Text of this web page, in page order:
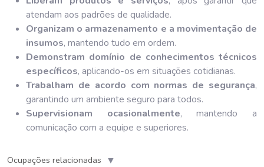
atendam aos padrões de qualidade.
Organizam o armazenamento e a movimentação de
insumos, mantendo tudo em ordem.
Demonstram domínio de conhecimentos técnicos
específicos, aplicando-os em situações cotidianas.
Trabalham de acordo com normas de segurança,
garantindo um ambiente seguro para todos.
Supervisionam ocasionalmente, mantendo a
comunicação com a equipe e superiores.
Ocupações relacionadas ▼